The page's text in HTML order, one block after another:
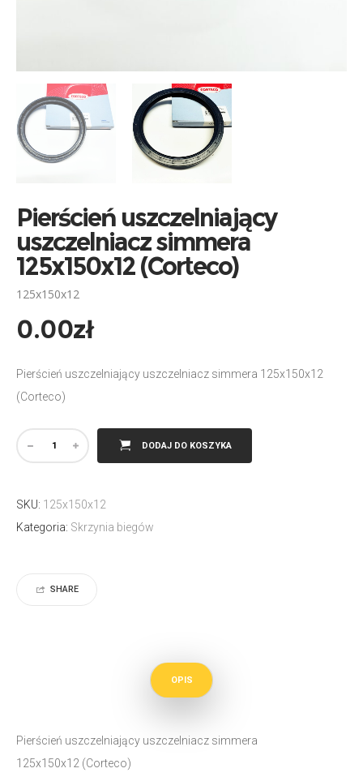
Pierścień uszczelniający
uszczelniacz simmera
125x150x12 (Corteco)
125x150x12
0.00zł
Pierścień uszczelniający uszczelniacz simmera 125x150x12
(Corteco)
DODAJ DO KOSZYKA
SKU: 125x150x12
Kategoria: Skrzynia biegów
SHARE
OPIS
Pierścień uszczelniający uszczelniacz simmera
125x150x12 (Corteco)